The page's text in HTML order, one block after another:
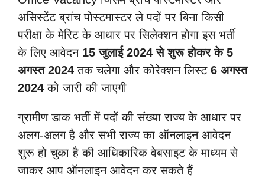
असिस्टेंट ब्रांच पोस्टमास्टर ले पदों पर बिना किसी
परीक्षा के मेरिट के आधार पर सिलेक्शन होगा इस भर्ती
के लिए आवेदन 15 जुलाई 2024 से शुरू होकर के 5
अगस्त 2024 तक चलेगा और कोरेक्शन लिस्ट 6 अगस्त
2024 को जारी की जाएगी
ग्रामीण डाक भर्ती में पदों की संख्या राज्य के आधार पर
अलग-अलग है और सभी राज्य का ऑनलाइन आवेदन
शुरू हो चुका है की आधिकारिक वेबसाइट के माध्यम से
जाकर आप ऑनलाइन आवेदन कर सकते हैं